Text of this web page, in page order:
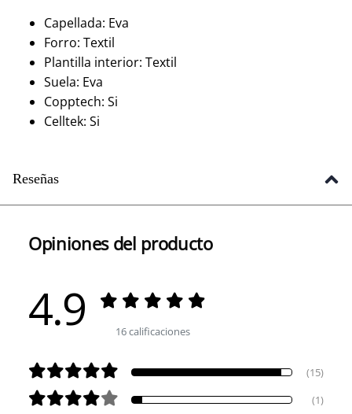
Capellada: Eva
Forro: Textil
Plantilla interior: Textil
Suela: Eva
Copptech: Si
Celltek: Si
Reseñas
Opiniones del producto
4.9 16 calificaciones
(15)
(1)